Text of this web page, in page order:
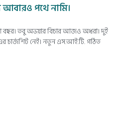
পথে নামি।
তবু অভয়ার বিচার আজও অধরা। দুই
নেই। নতুন এস.আই.টি. গঠিত